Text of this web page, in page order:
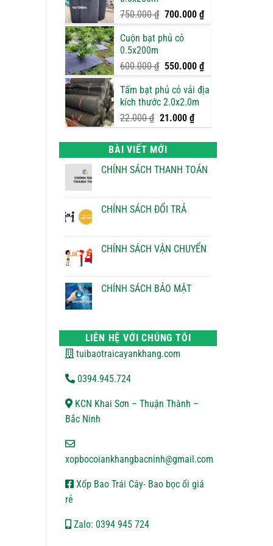
900.000 ₫.
750.000₫ Giá
gốc
là:
700.000 ₫Giá
hiện
700.000 ₫.
Cuộn bạt phủ cỏ
0.5x200m
600.000₫ Giá
gốc
là:
600.000 ₫.
550.000 ₫Giá
hiện
tại
Tấm bạt phủ cỏ vải địa
kích thước 2.0x2.0m
22.000₫ Giá
gốc
là:
22.000 ₫.
21.000 ₫Giá
hiện
tại
là:
21.000 ₫.
BÀI VIẾT MỚI
CHÍNH SÁCH THANH TOÁN
luận
ở
TOÁN
CHÍNH SÁCH ĐỔI TRẢ
luận
ở
TRẢ
CHÍNH SÁCH VẬN CHUYỂN
luận
ởCHÍNH SÁCH BẢO MẬT
ở
CHÍNH
SÁCH
BẢO
LIÊN HỆ VỚI CHÚNG TÔI
tuibaotraicayankhang.com
0394.945.724
KCN Khai Sơn – Thuận Thành –
Bắc Ninh
xopbocoiankhangbacninh@gmail.com
Xốp Bao Trái Cây- Bao bọc ổi giá
rẻ
Zalo: 0394 945 724